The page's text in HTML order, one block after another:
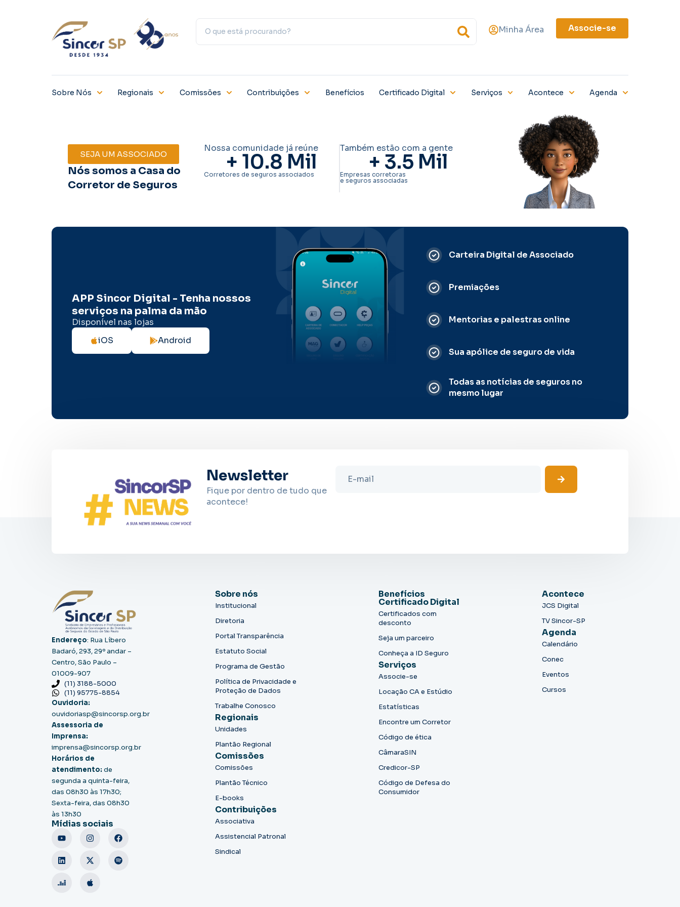
Minha Área Associe-se
Sobre Nós Regionais Comissões Contribuições Benefícios Certificado Digital Serviços Acontece Agenda
SEJA UM ASSOCIADO
Nós somos a Casa do
Corretor de Seguros
Nossa comunidade já reúne
+ 10.8 Mil
Corretores de seguros associados
Também estão com a gente
+ 3.5 Mil
Empresas corretoras
e seguros associadas
APP Sincor Digital - Tenha nossos
serviços na palma da mão
Disponível nas lojas
iOS
Android
Carteira Digital de Associado
Premiações
Mentorias e palestras online
Sua apólice de seguro de vida
Todas as notícias de seguros no
mesmo lugar
Newsletter
Fique por dentro de tudo que
acontece!
Endereço: Rua Líbero
Badaró, 293, 29º andar –
Centro, São Paulo –
01009-907
(11) 3188-5000
(11) 95775-8854
Ouvidoria:
ouvidoriasp@sincorsp.org.br
Assessoria de
Imprensa:
imprensa@sincorsp.org.br
Horários de
atendimento: de
segunda a quinta-feira,
das 08h30 às 17h30;
Sexta-feira, das 08h30
às 13h30
Mídias sociais
Sobre nós
Institucional
Diretoria
Portal Transparência
Estatuto Social
Programa de Gestão
Política de Privacidade e
Proteção de Dados
Trabalhe Conosco
Regionais
Unidades
Plantão Regional
Comissões
Comissões
Plantão Técnico
E-books
Contribuições
Associativa
Assistencial Patronal
Sindical
Benefícios
Certificado Digital
Certificados com
desconto
Seja um parceiro
Conheça a ID Seguro
Serviços
Associe-se
Locação CA e Estúdio
Estatísticas
Encontre um Corretor
Código de ética
CâmaraSIN
Credicor-SP
Código de Defesa do
Consumidor
Acontece
JCS Digital
TV Sincor-SP
Agenda
Calendário
Conec
Eventos
Cursos